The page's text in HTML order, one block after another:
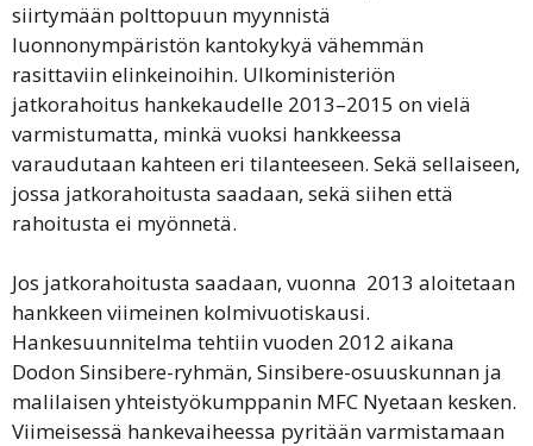
siirtymään polttopuun myynnistä
luonnonympäristön kantokykyä vähemmän
rasittaviin elinkeinoihin. Ulkoministeriön
jatkorahoitus hankekaudelle 2013–2015 on vielä
varmistumatta, minkä vuoksi hankkeessa
varaudutaan kahteen eri tilanteeseen. Sekä sellaiseen,
jossa jatkorahoitusta saadaan, sekä siihen että
rahoitusta ei myönnetä.
Jos jatkorahoitusta saadaan, vuonna 2013 aloitetaan
hankkeen viimeinen kolmivuotiskausi.
Hankesuunnitelma tehtiin vuoden 2012 aikana
Dodon Sinsibere-ryhmän, Sinsibere-osuuskunnan ja
malilaisen yhteistyökumppanin MFC Nyetaan kesken.
Viimeisessä hankevaiheessa pyritään varmistamaan